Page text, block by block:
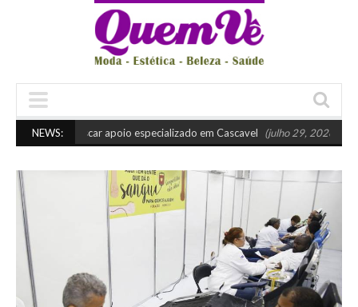
NEWS:
buscar apoio especializado em Cascavel (julho 29, 2026 10:45 am)